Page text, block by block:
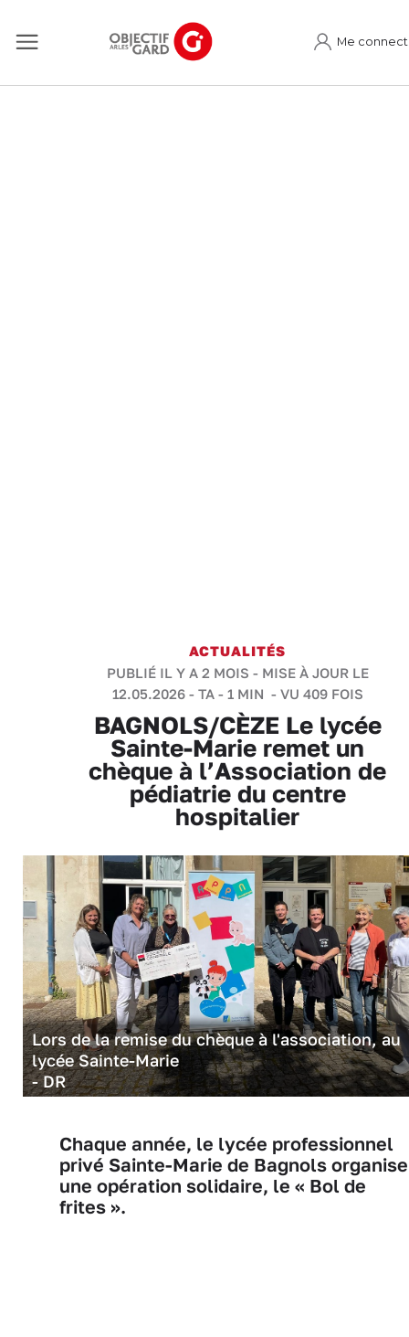
Me
ACTUALITÉS
PUBLIÉ IL Y A 2 MOIS - MISE À JOUR LE
12.05.2026 - TA- 1 MIN - VU 409 FOIS
BAGNOLS/CÈZE Le lycée
Sainte-Marie remet un
chèque à l’Association de
pédiatrie du centre
hospitalier
Lors de la remise du chèque à l'association, au
lycée Sainte-Marie
- DR
Chaque année, le lycée professionnel
privé Sainte-Marie de Bagnols organise
une opération solidaire, le « Bol de
frites ».